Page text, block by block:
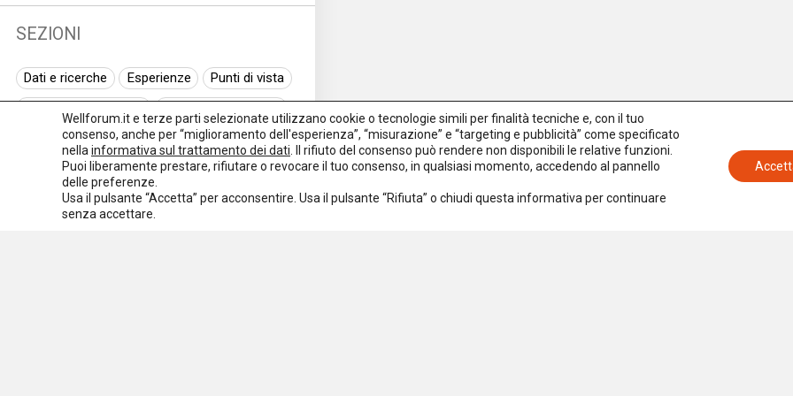
SEZIONI
Dati e ricerche Esperienze
Punti di vista
Normativa europea
Rassegna normativa
I seminari di Welforum
Eventi
Spazio ai promotori
Wellforum.it e terze parti selezionate utilizzano cookie o tecnologie simili per finalità tecniche e, con il tuo
consenso, anche per “miglioramento dell'esperienza”, “misurazione” e “targeting e pubblicità” come specificato
nella informativa sul trattamento dei dati . Il rifiuto del consenso può rendere non disponibili le relative funzioni.
Puoi liberamente prestare, rifiutare o revocare il tuo consenso, in qualsiasi momento, accedendo al pannello
delle preferenze.
Usa il pulsante “Accetta” per acconsentire. Usa il pulsante “Rifiuta” o chiudi questa informativa per continuare
senza accettare.